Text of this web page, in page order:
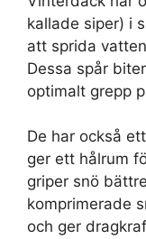
kallade siper) i
att sprida
Dessa spår
optimalt grepp
De har också
ger ett hålrum
griper snö
komprimerade
och ger